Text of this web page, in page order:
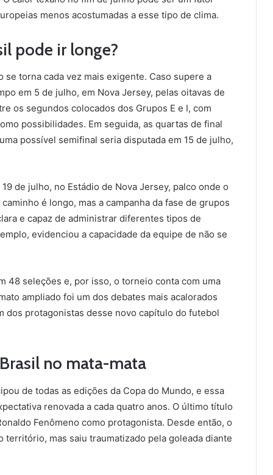
menos acostumadas a esse tipo de clima.
pode ir longe?
se torna cada vez mais exigente. Caso supere a
em 5 de julho, em Nova Jersey, pelas oitavas de
os segundos colocados dos Grupos E e I, com
possibilidades. Em seguida, as quartas de final
possível semifinal seria disputada em 15 de julho,
de julho, no Estádio de Nova Jersey, palco onde o
é longo, mas a campanha da fase de grupos
e capaz de administrar diferentes tipos de
evidenciou a capacidade da equipe de não se
48 seleções e, por isso, o torneio conta com uma
ampliado foi um dos debates mais acalorados
dos protagonistas desse novo capítulo do futebol
no mata-mata
de todas as edições da Copa do Mundo, e essa
renovada a cada quatro anos. O último título
Fenômeno como protagonista. Desde então, o
mas saiu traumatizado pela goleada diante